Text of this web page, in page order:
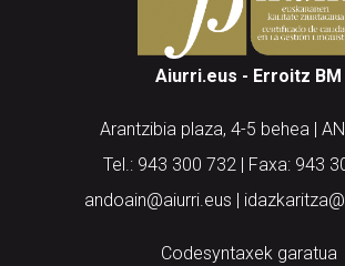
Aiurri.eus - Erroitz BM
Arantzibia plaza, 4-5 behea |
Tel.: 943 300 732 | Faxa: 943
andoain@aiurri.eus |
Codesyntaxek garatua